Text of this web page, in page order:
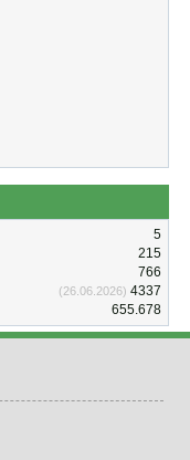
5
215
766
(26.06.2026)4337
655.678